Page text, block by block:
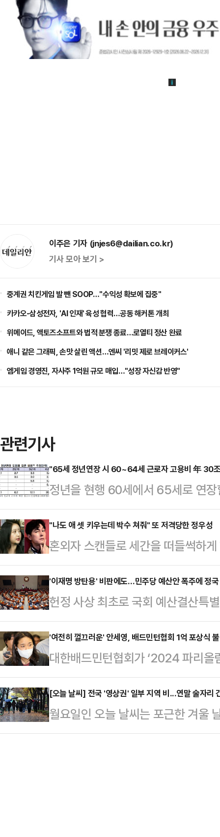
이주은 기자 (jnjes6@dailian.co.kr)
기사 모아 보기 >
중계권 치킨게임 발 뺀 SOOP…"수익성 확보에 집중"
카카오-삼성전자, 'AI 인재' 육성 협력…공동 해커톤 개최
위메이드, 액토즈소프트와 법적 분쟁 종료…로열티 정산 완료
애니 같은 그래픽, 손맛 살린 액션…엔씨 '리밋 제로 브레이커스'
엠게임 경영진, 자사주 1억원 규모 매입…"성장 자신감 반영"
관련기사
"65세 정년연장 시 60~64세 근로자 고용비 年 30
정년을 현행 60세에서 65세로 연
른 비용이 연간 30조2000억원에
협회(이하 ‘한경협’)는 김현석 부산
비용 추정 및 시사점' 연구용역 보
연장으로 고용 지속되는 60~64세
청 경제활동인구조사 근로형태별
으로 늘어나는 60~64세 정규직 근
도 정규직으로 근무…
"나도 애 셋 키우는데 박수 쳐줘" 또 저격당한 정우성
혼외자 스캔들로 세간을 떠들썩하
모습을 드러내고 동료 배우들로부
순실)의 딸 정유라 씨가 이를 저격
북에 "좌파무죄 우파유죄"라며 "나
줘라"고 비꼬았다.그러면서 "나한
정하나 못 지키는 사람이 엄마냐는
리"라고 적었다.정 씨는 지난 24일
다.정 씨는 "(정…
'이재명 방탄용' 비판에도…민주당 예산안 폭주에 정
헌정 사상 최초로 국회 예산결산특
안'이 처리되면서, 여야가 극한 대
더불어민주당은 2일 본회의에서 '
을 처리하겠다며 정부·여당을 향한
명 대표 사법리스크 방탄용' '보복성
요구하며 맞불을 놨다. 이에 따라
안이 국회 본회의를 최종 통과할 수
민주당 원내대표는…
'여전히 껄끄러운' 안세영, 배드민턴협회 1억 포상식
대한배드민턴협회가 ‘2024 파리올
개최했는데 정작 '금메달' 주인공
달 30일 경남 밀양 아리나호텔에
국 배드민턴 대표팀은 파리올림픽
달을 수확했다. 단식에서 정상에 등
[오늘 날씨] 전국 '영상권' 일부 지역 비...연말 술자리
월요일인 오늘 날씨는 포근한 겨울
은 대체로 흐린 가운데 일부 지역에